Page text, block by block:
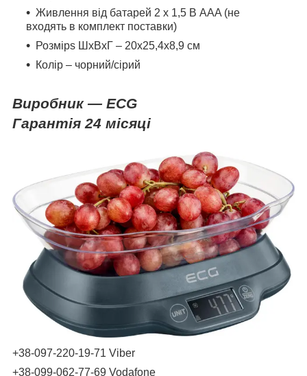
Живлення від батарей 2 x 1,5 В AAA (не
входять в комплект поставки)
Розмірs ШхВхГ – 20х25,4х8,9 см
Колір – чорний/сірий
Виробник ― ECG
Гарантія 24 місяці
+38-097-220-19-71 Viber
+38-099-062-77-69 Vodafone